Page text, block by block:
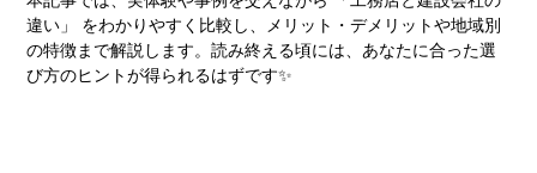
違い」 をわかりやすく比較し、メリット・デメリットや地域別
の特徴まで解説します。読み終える頃には、あなたに合った選
び方のヒントが得られるはずです✨